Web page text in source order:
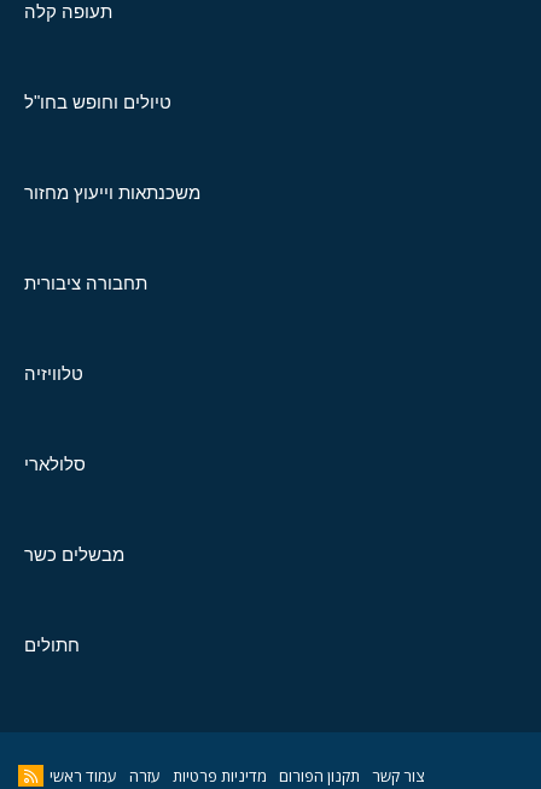
תעופה קלה
טיולים וחופש בחו"ל
משכנתאות וייעוץ מחזור
תחבורה ציבורית
טלוויזיה
סלולארי
מבשלים כשר
חתולים
צור קשר תקנון הפורום מדיניות פרטיות עזרה עמוד ראשי